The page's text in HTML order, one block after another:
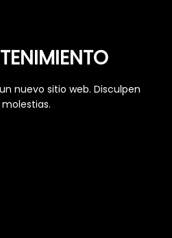
nuevo sitio web. Disculpen
molestias.